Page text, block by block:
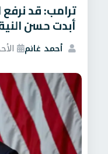
ترامب: قد نرفع
أبدت حسن
أحمد غانم الأحد، 29